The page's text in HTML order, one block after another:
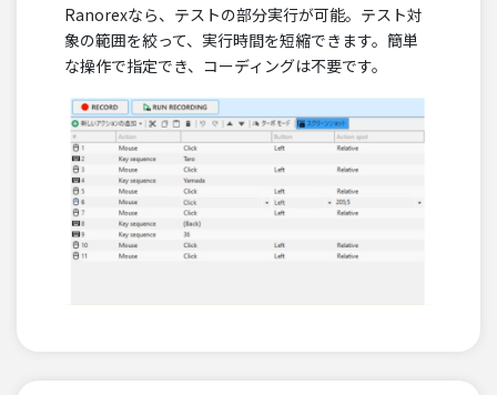
Ranorexなら、テストの部分実行が可能。テスト対
象の範囲を絞って、実行時間を短縮できます。簡単
な操作で指定でき、コーディングは不要です。